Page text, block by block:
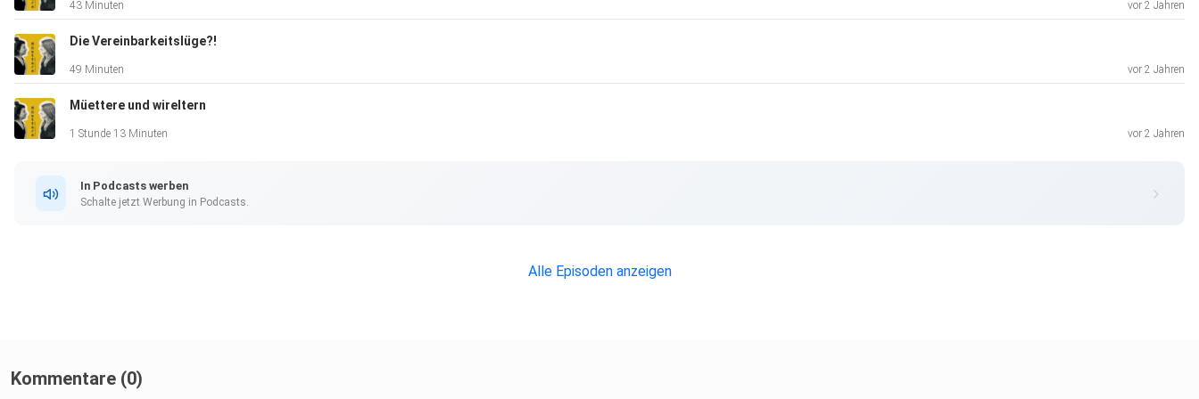
43 Minuten vor 2 Jahren
Die Vereinbarkeitslüge?!
49 Minuten vor 2 Jahren
Müettere und wireltern
1 Stunde 13 Minuten vor 2 Jahren
In Podcasts werben
Schalte jetzt Werbung in Podcasts.
Alle Episoden anzeigen
Kommentare (0)